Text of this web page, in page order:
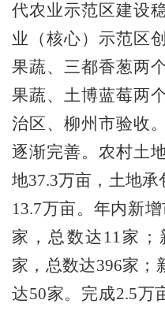
代农业示范区建设
业（核心）示范区
果蔬、三都香葱两
果蔬、土博蓝莓两
治区、柳州市验收
逐渐完善。农村土
地37.3万亩，土地承
13.7万亩。年内新
家，总数达 11家；
家，总数达396家；
达50家。完成2.5万